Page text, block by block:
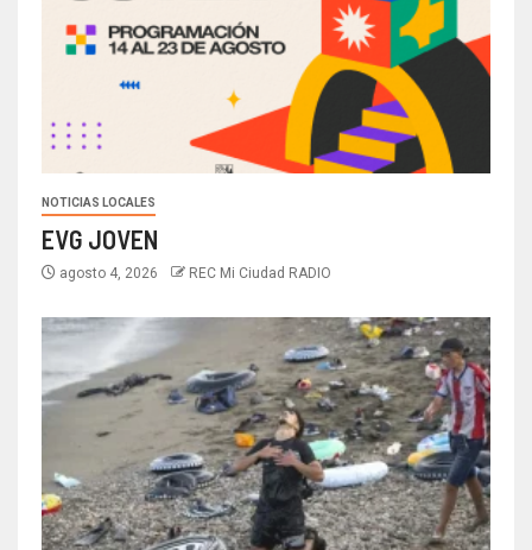
NOTICIAS LOCALES
EVG JOVEN
agosto 4, 2026 REC Mi Ciudad RADIO